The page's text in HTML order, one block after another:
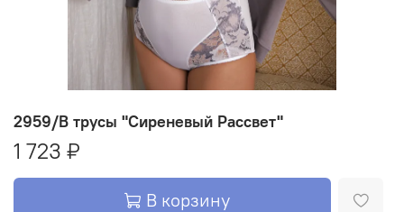
2959/B трусы "Сиреневый Рассвет"
1 723 ₽
В корзину